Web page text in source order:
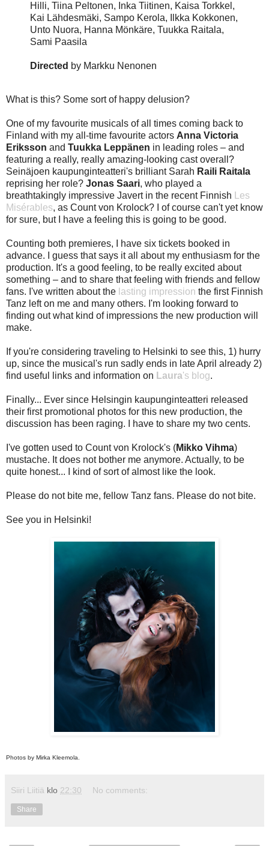
Hilli, Tiina Peltonen, Inka Tiitinen, Kaisa Torkkel,
Kai Lähdesmäki, Sampo Kerola, Ilkka Kokkonen,
Unto Nuora, Hanna Mönkäre, Tuukka Raitala,
Sami Paasila
Directed by Markku Nenonen
What is this? Some sort of happy delusion?
One of my favourite musicals of all times coming back to
Finland with my all-time favourite actors Anna Victoria
Eriksson and Tuukka Leppänen in leading roles – and
featuring a really, really amazing-looking cast overall?
Seinäjoen kaupunginteatteri's brilliant Sarah Raili Raitala
reprising her role? Jonas Saari, who played a
breathtakingly impressive Javert in the recent Finnish
Les
Misérables, as Count von Krolock? I of course can't yet know
for sure, but I have a feeling this is going to be good.
Counting both premieres, I have six tickets booked in
advance. I guess that says it all about my enthusiasm for the
production. It's a good feeling, to be really excited about
something – and to share that feeling with friends and fellow
fans. I've written about the lasting impression the first Finnish
Tanz left on me and many others. I'm looking forward to
finding out what kind of impressions the new production will
make.
If you're considering traveling to Helsinki to see this, 1) hurry
up, since the musical's run sadly ends in late April already 2)
find useful links and information on Laura's blog.
Finally... Ever since Helsingin kaupunginteatteri released
their first promotional photos for this new production, the
discussion has been raging. I have to share my two cents.
I've gotten used to Count von Krolock's (Mikko Vihma)
mustache. It does not bother me anymore. Actually, to be
quite honest... I kind of sort of almost like the look.
Please do not bite me, fellow Tanz fans. Please do not bite.
See you in Helsinki!
Photos by Mirka Kleemola.
Siiri Liitiä klo 22:30 No comments:
Share